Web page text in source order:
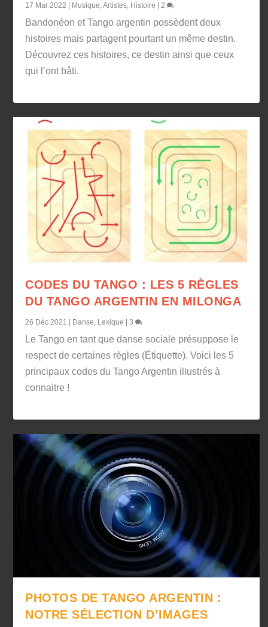
17 Mar 2022 | Musique ,Artistes Histoire | 2
Bandonéon et Tango argentin possèdent deux
histoires mais partagent pourtant un même destin.
Découvrez ces histoires, ce destin ainsi que ceux
qui l’ont bâti.
CODES DU TANGO : LES 5 RÈGLES
DU TANGO ARGENTIN EN MILONGA
26 Déc 2021 Danse, Lexique |3
Le Tango en tant que danse sociale présuppose le
respect de certaines règles (Étiquette). Voici les 5
principaux codes du Tango Argentin illustrés à
connaitre !
PHOTOS DE TANGO ARGENTIN :
NOTRE SÉLECTION D’IMAGES